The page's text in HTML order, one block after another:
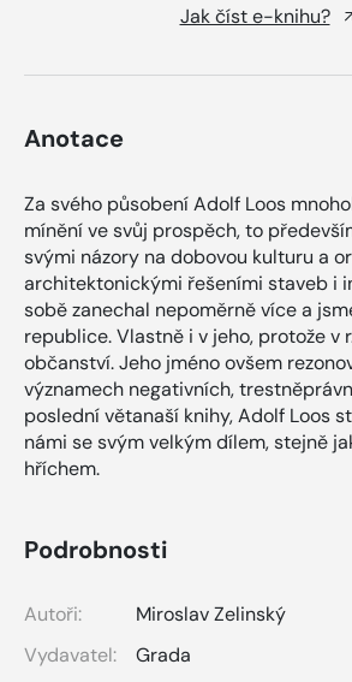
Jak číst e-knihu?
Anotace
Za svého působení Adolf Loos
mínění ve svůj prospěch, to
svými názory na dobovou kulturu a
architektonickými řešeními staveb i
sobě zanechal nepoměrně více a
republice. Vlastně i v jeho, protože v
občanství. Jeho jméno ovšem
významech negativních,
poslední větanaší knihy, Adolf Loos
námi se svým velkým dílem, stejně
hříchem.
Podrobnosti
Autoři:
Miroslav Zelinský
Vydavatel:
Grada